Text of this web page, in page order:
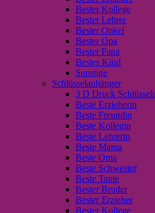
Bester Kollege
Bester Lehrer
Bester Onkel
Bester Opa
Bester Papa
Bestes Kind
Sonstige
Schlüsselanhänger
3 D Druck
Beste Erzieherin
Beste Freundin
Beste Kollegin
Beste Lehrerin
Beste Mama
Beste Oma
Beste Schwester
Beste Tante
Bester Bruder
Bester Erzieher
Bester Kollege